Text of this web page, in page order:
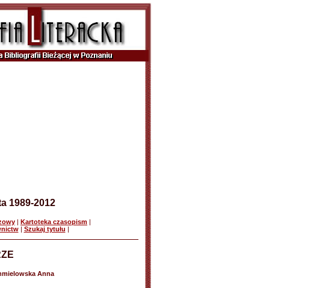
1989-2012
| Kartoteka czasopism |
| Szukaj tytułu |
Anna